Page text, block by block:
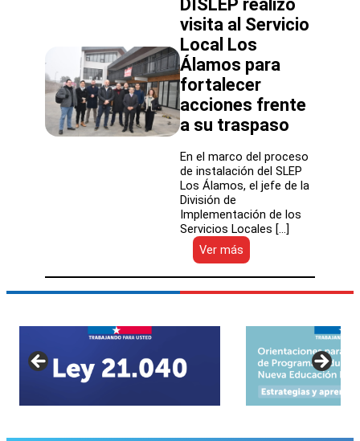
meses
del
traspaso
SLEP
Los
Álamos
DISLEP realizó
visita al Servicio
Local Los
Álamos para
fortalecer
acciones frente
a su traspaso
En el marco del proceso
de instalación del SLEP
Los Álamos, el jefe de la
División de
Implementación de los
Servicios Locales […]
Ver más
Equipo
de
la
Servicio
Local
Los
Álamos
fortalecer